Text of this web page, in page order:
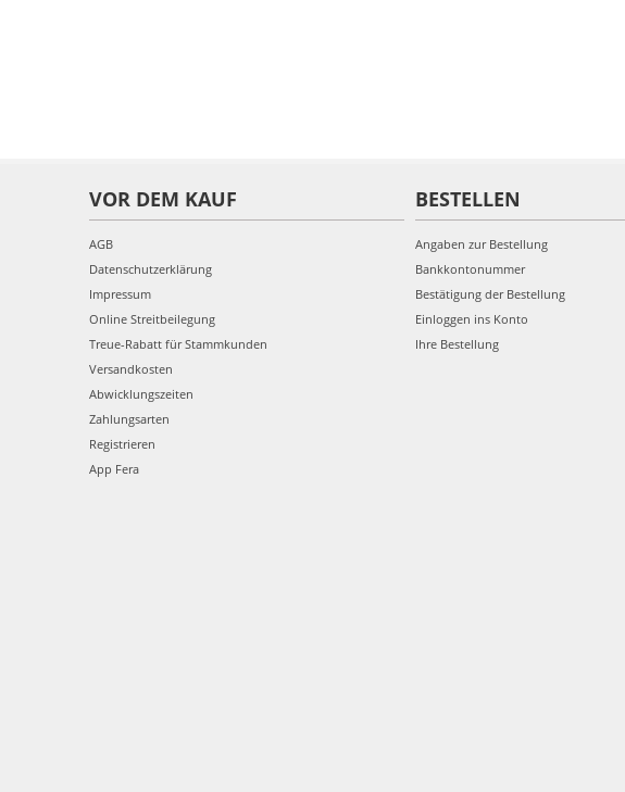
VOR DEM KAUF
AGB
Datenschutzerklärung
Impressum
Online Streitbeilegung
Treue-Rabatt für Stammkunden
Versandkosten
Abwicklungszeiten
Zahlungsarten
Registrieren
App Fera
BESTELLEN
Angaben zur Bestellung
Bankkontonummer
Bestätigung der Bestellung
Einloggen ins Konto
Ihre Bestellung